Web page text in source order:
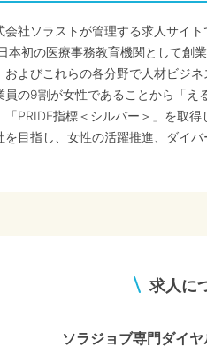
社ソラストが管理する求人サイト
本初の医療事務教育機関として創
よびこれらの各分野で人材ビジネ
員の9割が女性であることから「
「PRIDE指標＜シルバー＞」を取得
目指し、女性の活躍推進、ダイ
求人に
ソラジョブ専門ダイヤ